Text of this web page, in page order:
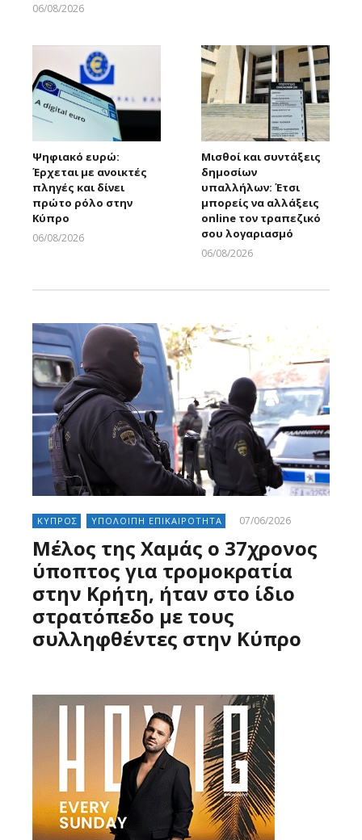
06/08/2026
Ψηφιακό ευρώ:
Έρχεται με ανοικτές
πληγές και δίνει
πρώτο ρόλο στην
Κύπρο
06/08/2026
Μισθοί και συντάξεις
δημοσίων
υπαλλήλων: Έτσι
μπορείς να αλλάξεις
online τον τραπεζικό
σου λογαριασμό
06/08/2026
ΚΥΠΡΟΣ ΥΠΟΛΟΙΠΗ ΕΠΙΚΑΙΡΟΤΗΤΑ 07/06/2026
Μέλος της Χαμάς ο 37χρονος
ύποπτος για τρομοκρατία
στην Κρήτη, ήταν στο ίδιο
στρατόπεδο με τους
συλληφθέντες στην Κύπρο